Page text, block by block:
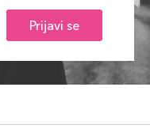
Prijavi se